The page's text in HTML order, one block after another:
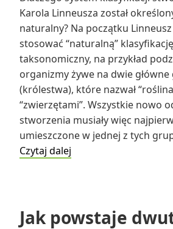
Karola Linneusza został
naturalny? Na początku Linneusz
stosować “naturalną”
taksonomiczny, na przykład
organizmy żywe na dwie
(królestwa), które nazwał
“zwierzętami”. Wszystkie nowo
stworzenia musiały więc
umieszczone w jednej z tych
Czytaj dalej
przez
Jak powstaje